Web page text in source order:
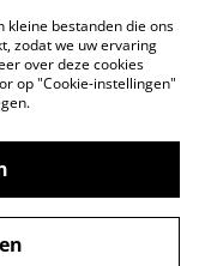
gegevens
by
kleine bestanden die ons
zodat we uw ervaring
over deze cookies
op "Cookie-instellingen"